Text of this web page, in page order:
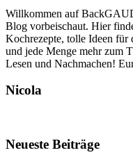
Willkommen auf
Blog vorbeischaut. Hier
Kochrezepte, tolle Ideen
und jede Menge mehr zum
Lesen und Nachmachen!
Nicola
Neueste Beiträge